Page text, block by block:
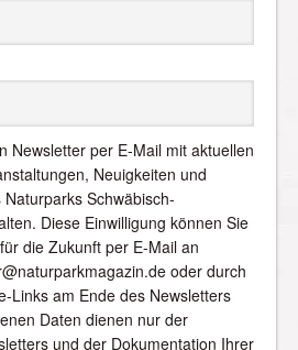
Newsletter per E-Mail mit aktuellen
Neuigkeiten und
Schwäbisch-
Diese Einwilligung können Sie
die Zukunft per E-Mail an
oder durch
Links am Ende des Newsletters
Daten dienen nur der
und der Dokumentation Ihrer